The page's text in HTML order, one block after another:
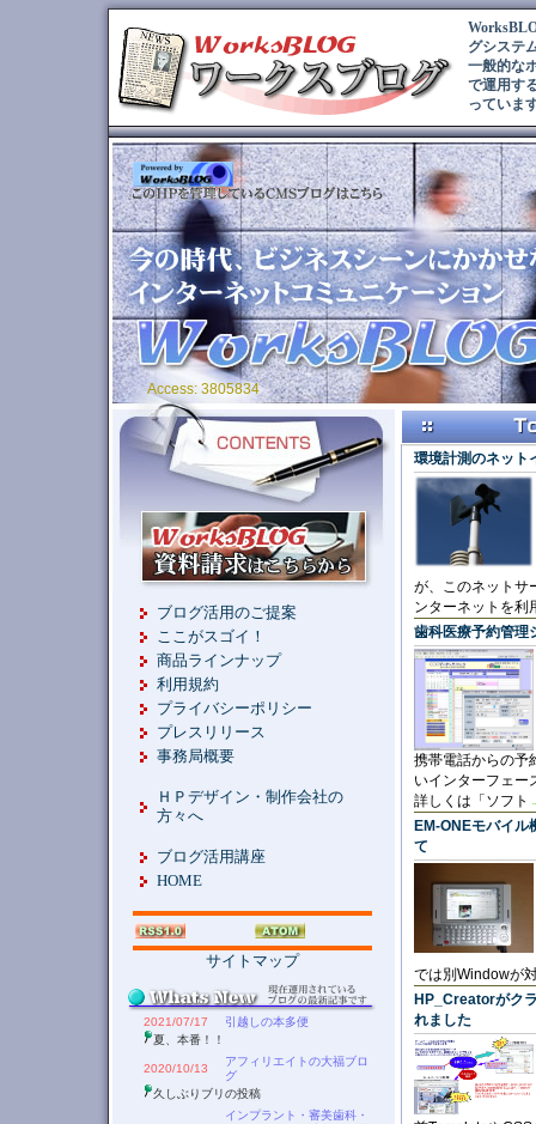
グシステ
一般的な
で運用す
っていま
Access: 3805834
ブログ活用のご提案
ここがスゴイ！
商品ラインナップ
利用規約
プライバシーポリシー
プレスリリース
事務局概要
ＨＰデザイン・制作会社の
方々へ
ブログ活用講座
HOME
サイトマップ
2021/07/17
引越しの本多便
夏、本番！！
2020/10/13
アフィリエイトの大福ブロ
グ
久しぶりブリの投稿
インプラント・審美歯科・
環境計測のネット
が、このネットサ
ンターネットを利
歯科医療予約管理
携帯電話からの予
いインターフェー
詳しくは「ソフト
EM-ONEモバイル
て
では別Windowが
HP_Creatorがク
れました